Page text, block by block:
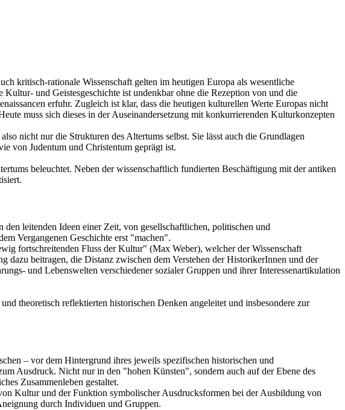
kritisch-rationale Wissenschaft gelten im heutigen Europa als wesentliche
und Geistesgeschichte ist undenkbar ohne die Rezeption von und die
erfuhr. Zugleich ist klar, dass die heutigen kulturellen Werte Europas nicht
muss sich dieses in der Auseinandersetzung mit konkurrierenden Kulturkonzepten
nicht nur die Strukturen des Altertums selbst. Sie lässt auch die Grundlagen
von Judentum und Christentum geprägt ist.
beleuchtet. Neben der wissenschaftlich fundierten Beschäftigung mit der antiken
leitenden Ideen einer Zeit, von gesellschaftlichen, politischen und
Vergangenen Geschichte erst "machen".
fortschreitenden Fluss der Kultur" (Max Weber), welcher der Wissenschaft
beitragen, die Distanz zwischen dem Verstehen der HistorikerInnen und der
und Lebenswelten verschiedener sozialer Gruppen und ihrer Interessenartikulation
theoretisch reflektierten historischen Denken angeleitet und insbesondere zur
– vor dem Hintergrund ihres jeweils spezifischen historischen und
Ausdruck. Nicht nur in den "hohen Künsten", sondern auch auf der Ebene des
Zusammenleben gestaltet.
Kultur und der Funktion symbolischer Ausdrucksformen bei der Ausbildung von
durch Individuen und Gruppen.